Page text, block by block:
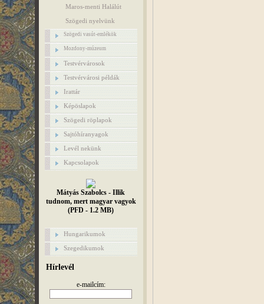
Maros-menti Halálút
Szögedi nyelvünk
Szögedi vasút-emlékök
Mozdony-múzeum
Testvérvárosok
Testvérvárosi példák
Irattár
Képöslapok
Szögedi röplapok
Sajtóhíranyagok
Levél nekünk
Kapcsolapok
Mátyás Szabolcs - Illik
tudnom, mert magyar vagyok
(PFD - 1.2 MB)
Hungarikumok
Szegedikumok
Hírlevél
e-mailcím: